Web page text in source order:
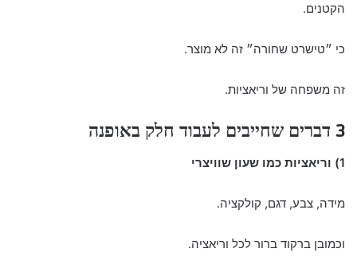
הקטנים.
כי ״טישרט שחורה״ זה לא מוצר.
זה משפחה של וריאציות.
3 דברים שחייבים לעבוד חלק באופנה
1) וריאציות כמו שעון שוויצרי
מידה, צבע, דגם, קולקציה.
וכמובן ברקוד ברור לכל וריאציה.